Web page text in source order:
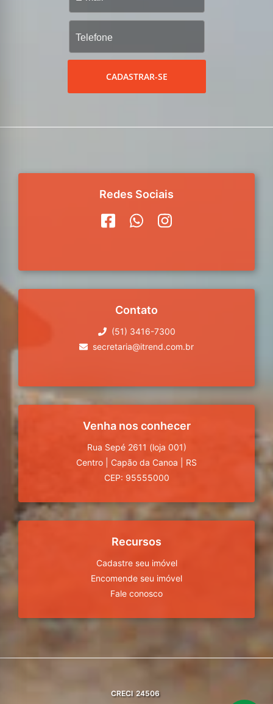
CADASTRAR-SE
Redes Sociais
Contato
(51) 3416-7300
secretaria@itrend.com.br
Venha nos conhecer
Rua Sepé 2611 (loja 001)
Centro
Capão da Canoa
RS
CEP: 95555000
Recursos
Cadastre seu imóvel
Encomende seu imóvel
Fale conosco
CRECI 24506